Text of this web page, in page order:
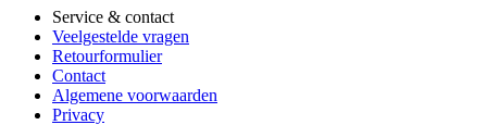
Service & contact
Veelgestelde vragen
Retourformulier
Contact
Algemene voorwaarden
Privacy